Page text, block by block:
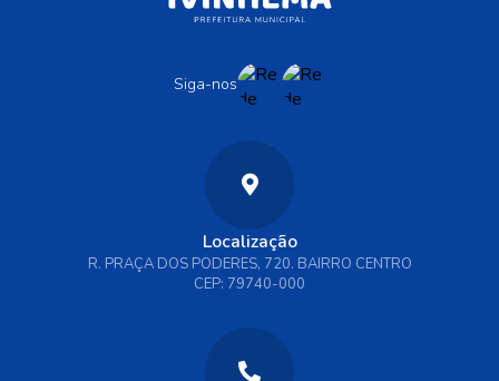
Siga-nos
Localização
R. PRAÇA DOS PODERES, 720. BAIRRO CENTRO
CEP: 79740-000